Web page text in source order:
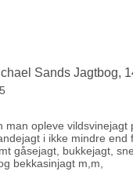
Sands Jagtbog,
man opleve vildsvinejagt
i ikke mindre end
gåsejagt, bukkejagt,
bekkasinjagt m,m,